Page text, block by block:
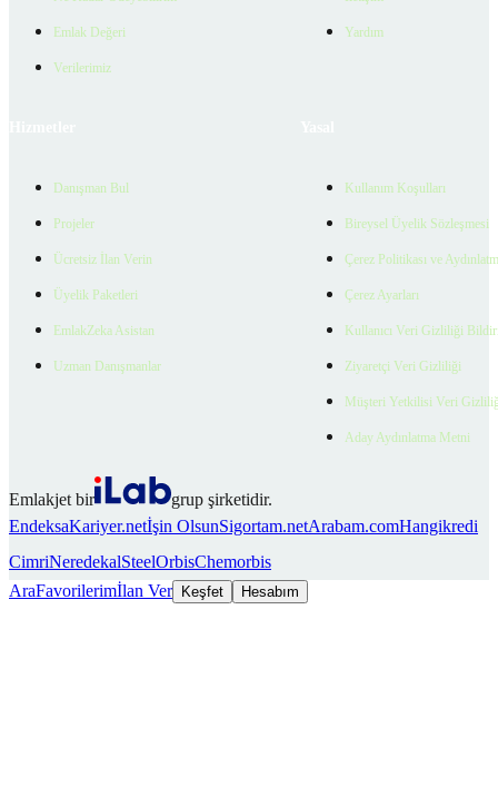
Emlak Değeri
Verilerimiz
Yardım
Danışman Bul
Projeler
Ücretsiz İlan Verin
Üyelik Paketleri
EmlakZeka Asistan
Uzman Danışmanlar
Kullanım Koşulları
Bireysel Üyelik Sözleşmesi
Çerez Politikası ve
Çerez Ayarları
Kullanıcı Veri Gizliliği
Ziyaretçi Veri Gizliliği
Müşteri Yetkilisi Veri
Aday Aydınlatma Metni
Emlakjet bir
grup şirketidir.
EndeksaKariyer.netİşin OlsunSigortam.netArabam.comHangikredi
CimriNeredekalSteelOrbisChemorbis
AraFavorilerimİlan Ver Keşfet Hesabım